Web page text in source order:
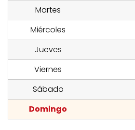
Martes
Miércoles
Jueves
Viernes
Sábado
Domingo